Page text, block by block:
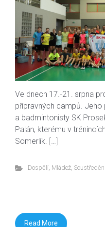
Ve dnech 17.-21. srpna
přípravných campů.
a badmintonisty SK
Palán, kterému v
Somerlík. […]
Dospělí, Mládež,
Read More